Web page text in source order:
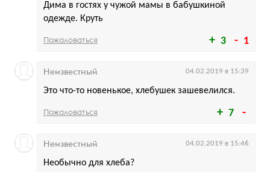
3 1
Дима в гостях у чужой мамы в бабушкиной
одежде. Круть
Пожаловаться
7
Это что-то новенькое, хлебушек зашевелился.
Неизвестный 04.02.2019 в 15:39
Пожаловаться
Необычно для хлеба?
Неизвестный 04.02.2019 в 15:46